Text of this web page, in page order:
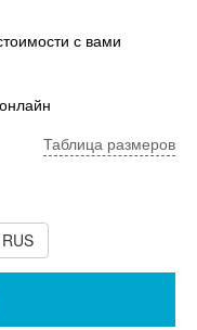
с вами
Таблица размеров